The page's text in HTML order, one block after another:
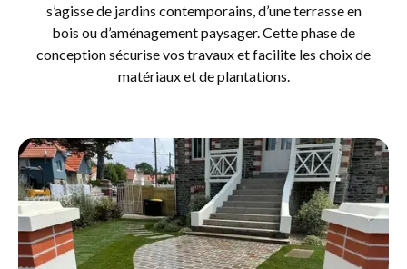
s’agisse de jardins contemporains, d’une terrasse en
bois ou d’aménagement paysager. Cette phase de
conception sécurise vos travaux et facilite les choix de
matériaux et de plantations.